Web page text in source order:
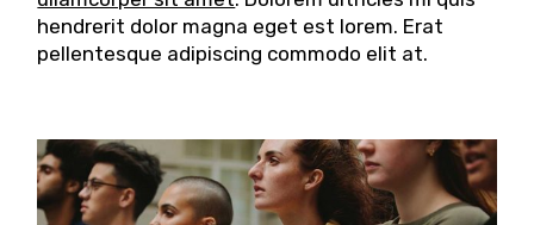
hendrerit dolor magna eget est lorem. Erat
pellentesque adipiscing commodo elit at.